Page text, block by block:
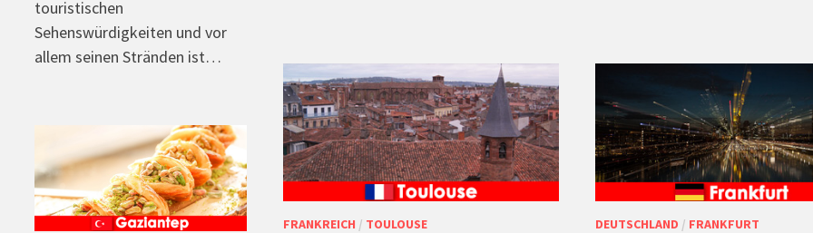
FRANKREICH / TOULOUSE DEUTSCHLAND / FRANKFURT
touristischen
Sehenswürdigkeiten und vor
allem seinen Stränden ist…